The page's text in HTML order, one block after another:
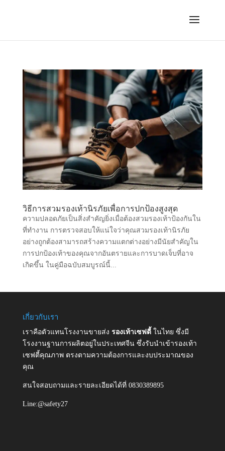
วิธีการสวมรองเท้านิรภัยเพื่อการปกป้องสูงสุด
ความปลอดภัยเป็นสิ่งสําคัญยิ่งเมื่อต้องสวมรองเท้าป้องกันใน
ที่ทํางาน การตรวจสอบให้แน่ใจว่าคุณสวมรองเท้านิรภัย
อย่างถูกต้องสามารถสร้างความแตกต่างอย่างมีนัยสําคัญใน
การปกป้องเท้าของคุณจากอันตรายและการบาดเจ็บที่อาจ
เกิดขึ้น ในคู่มือฉบับสมบูรณ์นี้...
เกี่ยวกับเรา
เราคือตัวแทนโรงงานขายส่ง รองเท้าเซฟตี้ ในไทย ซึ่งมี
โรงงานฐานการผลิตอยู่ในประเทศจีน ซึ่งรับนำเข้ารองเท้า
เซฟตี้คุณภาพ ตรงตามความต้องการและงบประมาณของ
คุณ
สนใจสอบถามและรายละเอียดได้ที่ 0830389895
Line:@safety27